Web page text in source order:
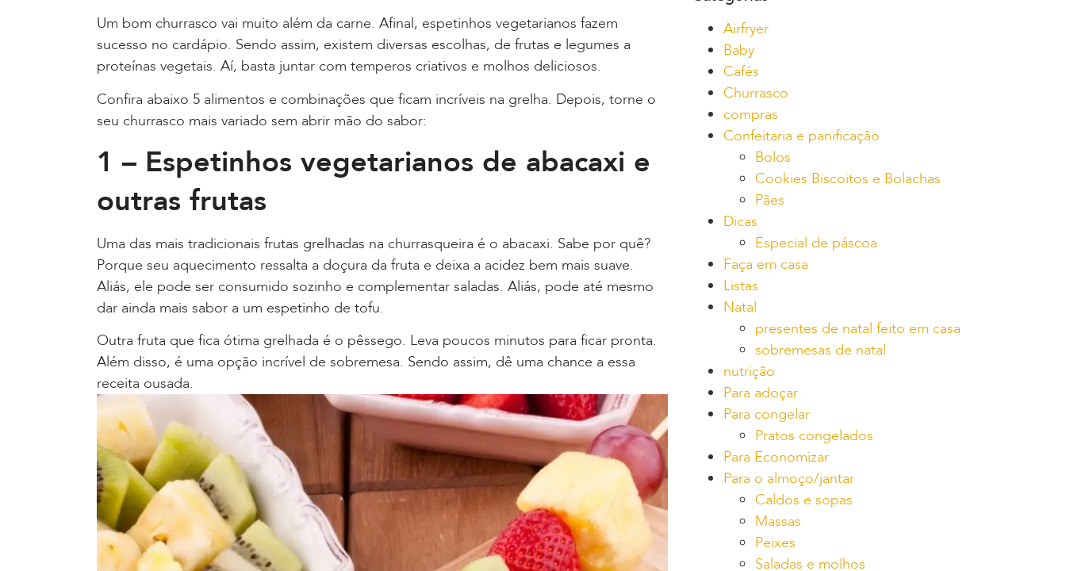
Um bom churrasco vai muito além da carne. Afinal, espetinhos vegetarianos fazem
sucesso no cardápio. Sendo assim, existem diversas escolhas, de frutas e legumes a
proteínas vegetais. Aí, basta juntar com temperos criativos e molhos deliciosos.
Confira abaixo 5 alimentos e combinações que ficam incríveis na grelha. Depois, torne o
seu churrasco mais variado sem abrir mão do sabor:
1 – Espetinhos vegetarianos de abacaxi e
outras frutas
Uma das mais tradicionais frutas grelhadas na churrasqueira é o abacaxi. Sabe por quê?
Porque seu aquecimento ressalta a doçura da fruta e deixa a acidez bem mais suave.
Aliás, ele pode ser consumido sozinho e complementar saladas. Aliás, pode até mesmo
dar ainda mais sabor a um espetinho de tofu.
Outra fruta que fica ótima grelhada é o pêssego. Leva poucos minutos para ficar pronta.
Além disso, é uma opção incrível de sobremesa. Sendo assim, dê uma chance a essa
receita ousada.
Airfryer
Baby
Cafés
Churrasco
compras
Confeitaria e panificação
Bolos
Cookies Biscoitos e Bolachas
Pães
Dicas
Especial de páscoa
Faça em casa
Listas
Natal
presentes de natal feito em casa
sobremesas de natal
nutrição
Para adoçar
Para congelar
Pratos congelados
Para Economizar
Para o almoço/jantar
Caldos e sopas
Massas
Peixes
Saladas e molhos